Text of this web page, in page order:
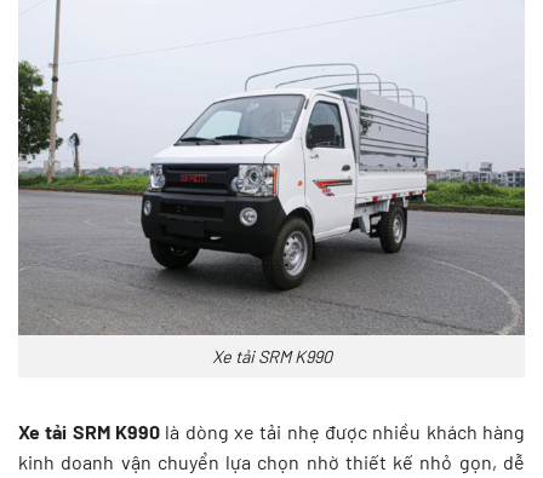
Xe tải SRM K990
Xe tải SRM K990 là dòng xe tải nhẹ được nhiều khách hàng
kinh doanh vận chuyển lựa chọn nhờ thiết kế nhỏ gọn, dễ